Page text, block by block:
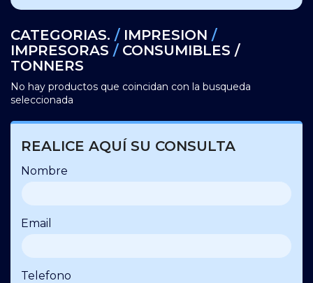
CATEGORIAS. / IMPRESION /
IMPRESORAS / CONSUMIBLES /
TONNERS
No hay productos que coincidan con la busqueda
seleccionada
REALICE AQUÍ SU CONSULTA
Nombre
Email
Telefono